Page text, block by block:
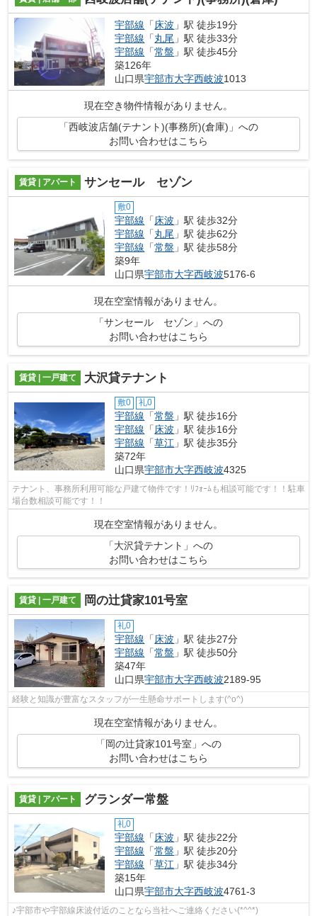
宇部線 「 床波 」駅 徒歩19分
宇部線 「丸尾 」駅 徒歩33分
宇部線 「常盤 」駅 徒歩45分
築126年
山口県宇部市大字西岐波1013
現在空き物件情報がありません。
「西岐波店舗(テナント)(事務所)(倉庫)」への
お問い合わせはこちら
賃貸 | アパート サンセール セゾン
敷0
宇部線 「 床波 」駅 徒歩32分
宇部線 「丸尾 」駅 徒歩62分
宇部線 「常盤 」駅 徒歩58分
築9年
山口県宇部市大字西岐波5176-6
現在空室情報がありません。
「サンセール セゾン」への
お問い合わせはこちら
賃貸 | 一戸建て 大沢貸テナント
敷0 礼0
宇部線 「常盤 」駅 徒歩16分
宇部線 「 床波 」駅 徒歩16分
宇部線 「草江 」駅 徒歩35分
築72年
山口県宇部市大字西岐波4325
テナント、事務所利用可能な戸建て物件です！ﾘﾌｫｰﾑも相談可能です！！駐車
場台数相談可能です！！
現在空室情報がありません。
「大沢貸テナント」への
お問い合わせはこちら
賃貸 | 一戸建て 岡の辻貸家101号室
礼0
宇部線 「床波 」駅 徒歩27分
宇部線 「常盤 」駅 徒歩50分
築47年
山口県宇部市大字西岐波2189-95
経験と知識が豊富なスタッフが一生懸命サポートします(^o^)
現在空室情報がありません。
「岡の辻貸家101号室」への
お問い合わせはこちら
賃貸 | アパート グランダー常盤
礼0
宇部線 「 床波 」駅 徒歩22分
宇部線 「常盤 」駅 徒歩20分
宇部線 「草江 」駅 徒歩34分
築15年
山口県宇部市大字西岐波4761-3
♪宇部市や宇部線床波付近のことなら当社へご連絡ください(*^^*)